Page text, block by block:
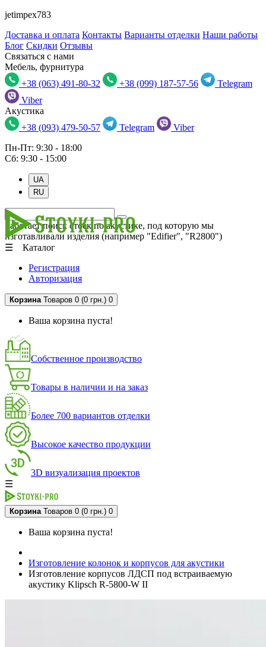
jetimpex783
Доставка и оплата Контакты Варианты отделки Наши работы
Блог Скидки Отзывы
Связаться с нами
Мебель, фурнитура
+38 (063) 491-80-32
+38 (099) 187-57-56
Telegram
Viber
Акустика
+38 (093) 479-50-57
Telegram
Viber
Пн-Пт: 9:30 - 18:00
Сб: 9:30 - 15:00
UA
RU
Работает поиск стоек по акустике, под которую мы
изготавливали изделия (например "Edifier", "R2800")
☰ Каталог
Регистрация
Авторизация
Корзина Товаров 0 (0 грн.) 0
Ваша корзина пуста!
Собственное производство
Товары в наличии и на заказ
Более 700 вариантов отделки
Высокое качество продукции
3D визуализация проектов
☰
Корзина Товаров 0 (0 грн.) 0
Ваша корзина пуста!
Изготовление колонок и корпусов для акустики
Изготовление корпусов ЛДСП под встраиваемую
акустику Klipsch R-5800-W II